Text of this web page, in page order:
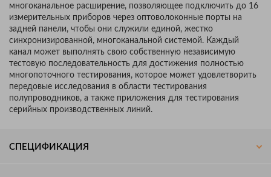
многоканальное расширение, позволяющее подключить до 16
измерительных приборов через оптоволоконные порты на
задней панели, чтобы они служили единой, жестко
синхронизированной, многоканальной системой. Каждый
канал может выполнять свою собственную независимую
тестовую последовательность для достижения полностью
многопоточного тестирования, которое может удовлетворить
передовые исследования в области тестирования
полупроводников, а также приложения для тестирования
серийных производственных линий.
СПЕЦИФИКАЦИЯ